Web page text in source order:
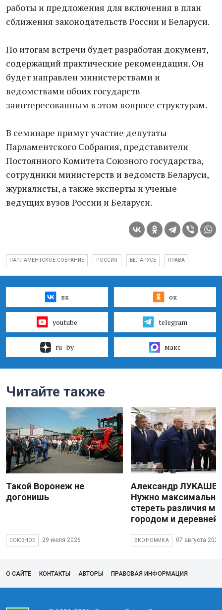
работы и предложения для включения в план
сближения законодательств России и Беларуси.
По итогам встречи будет разработан документ,
содержащий практические рекомендации. Он
будет направлен министерствами и
ведомствами обоих государств
заинтересованным в этом вопросе структурам.
В семинаре примут участие депутаты
Парламентского Собрания, представители
Постоянного Комитета Союзного государства,
сотрудники министерств и ведомств Беларуси,
журналисты, а также эксперты и ученые
ведущих вузов России и Беларуси.
ПАРЛАМЕНТСКОЕ СОБРАНИЕ РОССИЯ БЕЛАРУСЬ ПРАВА
вк ок
youtube telegram
ru–by макс
Читайте также
Такой Воронеж не
догонишь
СОЮЗНОЕ 29 июля 2026
Александр
Нужно максимально
стереть различия
городом и деревней
ЭКОНОМИКА 07 августа 2026
О САЙТЕ КОНТАКТЫ АВТОРЫ ПРАВОВАЯ ИНФОРМАЦИЯ